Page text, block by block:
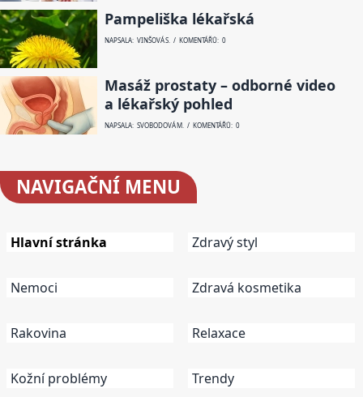
Pampeliška lékařská
NAPSALA: VINŠOVÁ S. / KOMENTÁŘŮ: 0
Masáž prostaty – odborné video
a lékařský pohled
NAPSALA: SVOBODOVÁ M. / KOMENTÁŘŮ: 0
NAVIGAČNÍ MENU
Hlavní stránka
Nemoci
Rakovina
Kožní problémy
Zdravý styl
Zdravá kosmetika
Relaxace
Trendy